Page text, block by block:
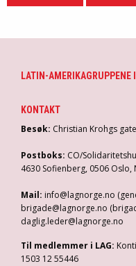
LATIN-AMERIKAGRUPPENE
KONTAKT
Besøk: Christian Krohgs
Postboks: CO/
4630 Sofienberg, 0506 Oslo,
Mail: info@lagnorge.no
brigade@lagnorge.no
daglig.leder@lagnorge.no
Til medlemmer i LAG:
1503 12 55446